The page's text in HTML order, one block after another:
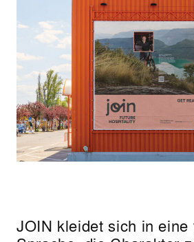
JOIN kleidet sich in eine